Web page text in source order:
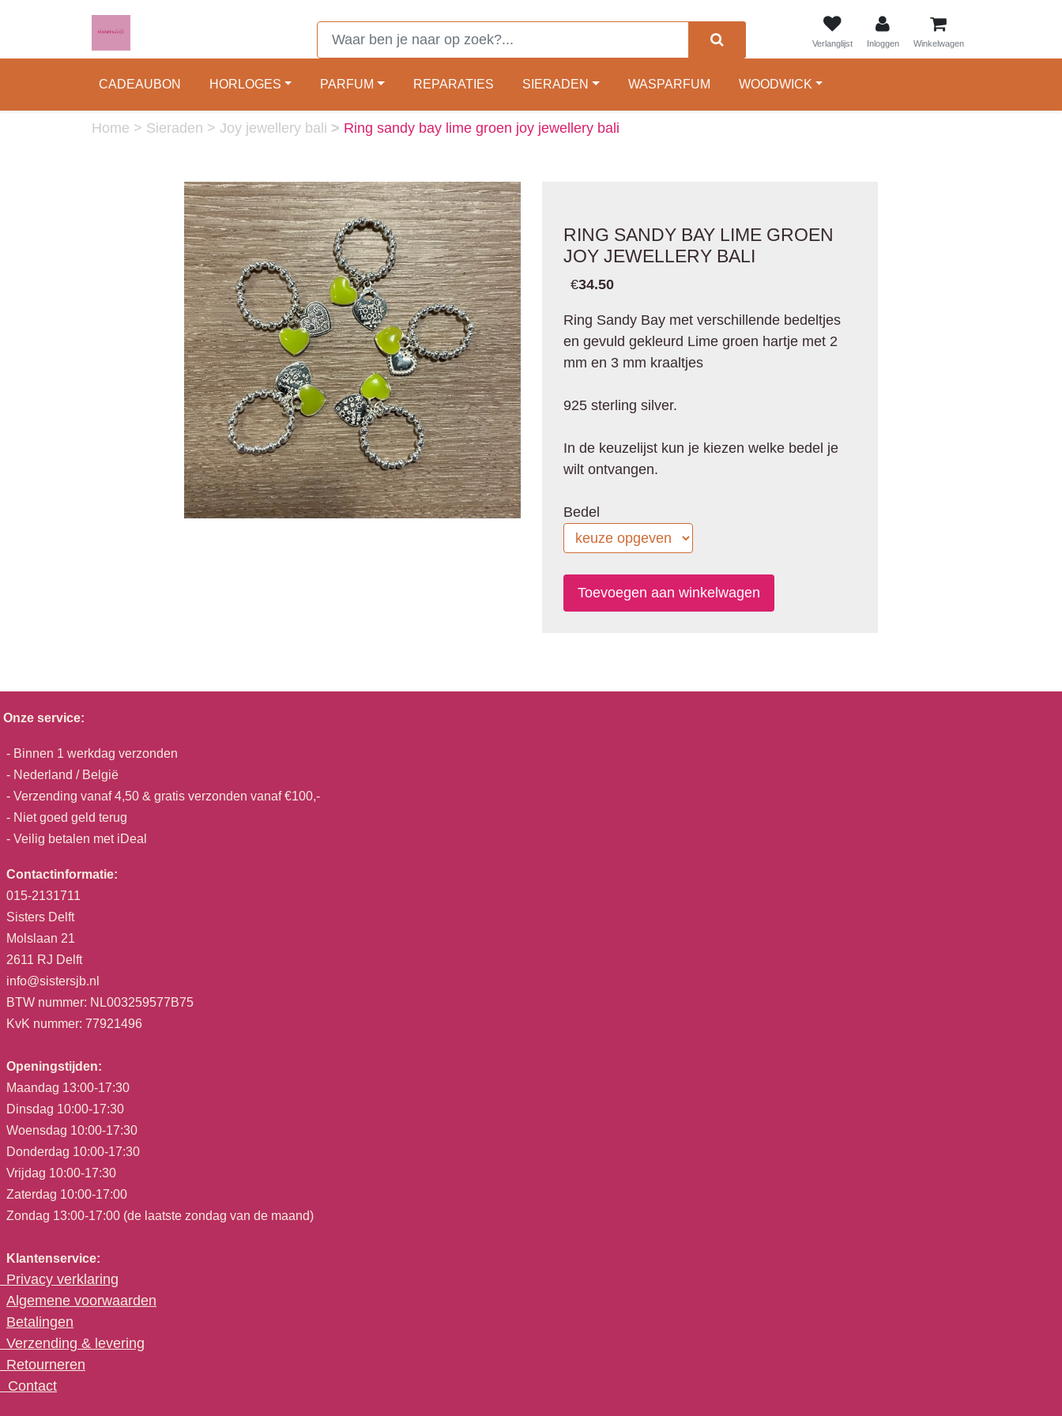
Verlanglijst Inloggen Winkelwagen
CADEAUBON HORLOGES PARFUM REPARATIES SIERADEN WASPARFUM WOODWICK
Home > Sieraden > Joy jewellery bali > Ring sandy bay lime groen joy jewellery bali
RING SANDY BAY LIME GROEN
JOY JEWELLERY BALI
€34.50
Ring Sandy Bay met verschillende bedeltjes
en gevuld gekleurd Lime groen hartje met 2
mm en 3 mm kraaltjes
925 sterling silver.
In de keuzelijst kun je kiezen welke bedel je
wilt ontvangen.
Bedel
Onze service:
- Binnen 1 werkdag verzonden
- Nederland / België
- Verzending vanaf 4,50 & gratis verzonden vanaf €100,-
- Niet goed geld terug
- Veilig betalen met iDeal
Contactinformatie:
015-2131711
Sisters Delft
Molslaan 21
2611 RJ Delft
info@sistersjb.nl
BTW nummer: NL003259577B75
KvK nummer: 77921496
Openingstijden:
Maandag 13:00-17:30
Dinsdag 10:00-17:30
Woensdag 10:00-17:30
Donderdag 10:00-17:30
Vrijdag 10:00-17:30
Zaterdag 10:00-17:00
Zondag 13:00-17:00 (de laatste zondag van de maand)
Klantenservice:
Privacy verklaring
Algemene voorwaarden
Betalingen
Verzending & levering
Retourneren
Contact